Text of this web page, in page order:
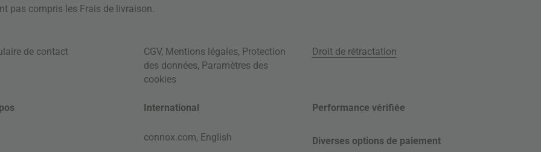
pas compris les Frais de livraison.
de contact CGV, Mentions légales, Protection
des données, Paramètres des
cookies
Droit de rétractation
International
connox.com, English
Performance vérifiée
Diverses options de paiement